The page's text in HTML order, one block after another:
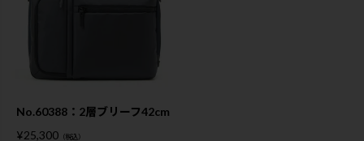
No.60388：2層ブリーフ42cm
¥25,300 （税込）